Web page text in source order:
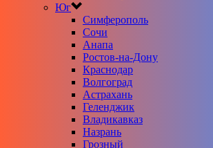
Юг
Симферополь
Сочи
Анапа
Ростов-на-Дону
Краснодар
Волгоград
Астрахань
Геленджик
Владикавказ
Назрань
Грозный